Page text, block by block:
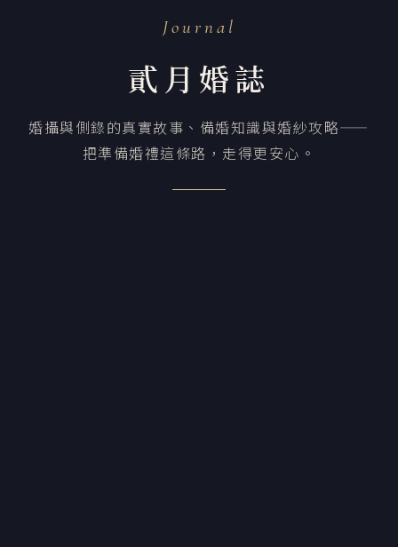
Journal
貳月婚誌
婚攝與側錄的真實故事、備婚知識與婚紗攻略——
把準備婚禮這條路，走得更安心。